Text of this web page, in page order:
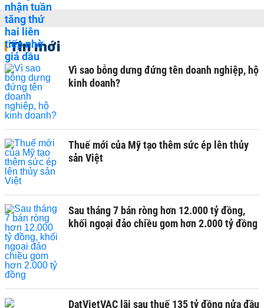
Tin mới
Vì sao bỗng dưng đứng tên doanh nghiệp, hộ
kinh doanh?
Thuế mới của Mỹ tạo thêm sức ép lên thủy
sản Việt
Sau tháng 7 bán ròng hơn 12.000 tỷ đồng,
khối ngoại đảo chiều gom hơn 2.000 tỷ đồng
DatVietVAC lãi sau thuế 135 tỷ đồng nửa đầu